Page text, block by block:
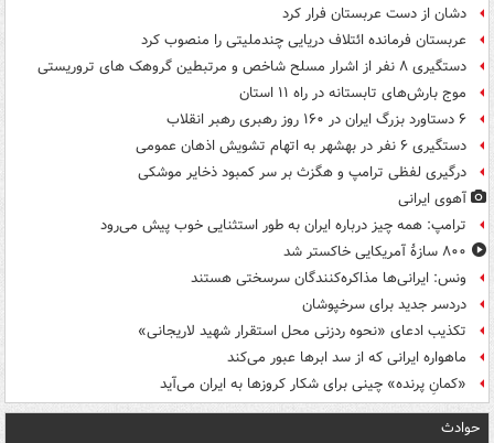
دشان از دست عربستان فرار کرد
عربستان فرمانده ائتلاف دریایی چندملیتی را منصوب کرد
دستگیری ۸ نفر از اشرار مسلح شاخص و مرتبطین گروهک های تروریستی
موج بارش‌های تابستانه در راه ۱۱ استان
۶ دستاورد بزرگ ایران در ۱۶۰ روز رهبری رهبر انقلاب
دستگیری ۶ نفر در بهشهر به اتهام تشویش اذهان عمومی
درگیری لفظی ترامپ و هگزث بر سر کمبود ذخایر موشکی
آهوی ایرانی
ترامپ: همه چیز درباره ایران به طور استثنایی خوب پیش می‌رود
۸۰۰ سازۀ آمریکایی خاکستر شد
ونس: ایرانی‌ها مذاکره‌کنندگان سرسختی هستند
دردسر جدید برای سرخپوشان
تکذیب ادعای «نحوه ردزنی محل استقرار شهید لاریجانی»
ماهواره ایرانی که از سد ابرها عبور می‌کند
«کمانِ پرنده» چینی برای شکار کروزها به ایران می‌آید
حوادث